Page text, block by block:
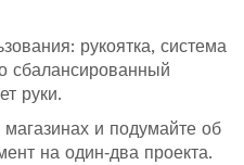
рукоятка, система
сбалансированный
руки.
и подумайте об
на один‑два проекта.